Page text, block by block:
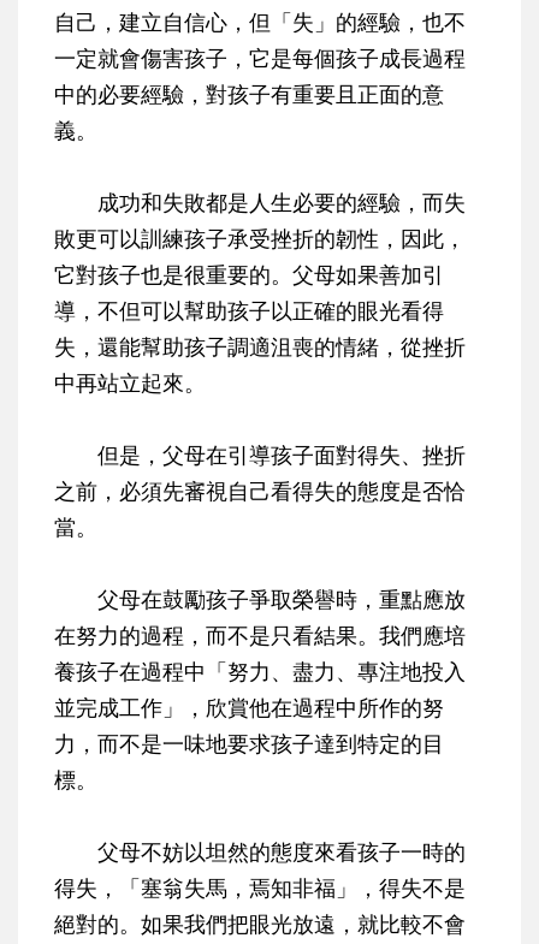
自己，建立自信心，但「失」的經驗，也不
一定就會傷害孩子，它是每個孩子成長過程
中的必要經驗，對孩子有重要且正面的意
義。
成功和失敗都是人生必要的經驗，而失
敗更可以訓練孩子承受挫折的韌性，因此，
它對孩子也是很重要的。父母如果善加引
導，不但可以幫助孩子以正確的眼光看得
失，還能幫助孩子調適沮喪的情緒，從挫折
中再站立起來。
但是，父母在引導孩子面對得失、挫折
之前，必須先審視自己看得失的態度是否恰
當。
父母在鼓勵孩子爭取榮譽時，重點應放
在努力的過程，而不是只看結果。我們應培
養孩子在過程中「努力、盡力、專注地投入
並完成工作」，欣賞他在過程中所作的努
力，而不是一味地要求孩子達到特定的目
標。
父母不妨以坦然的態度來看孩子一時的
得失，「塞翁失馬，焉知非福」，得失不是
絕對的。如果我們把眼光放遠，就比較不會